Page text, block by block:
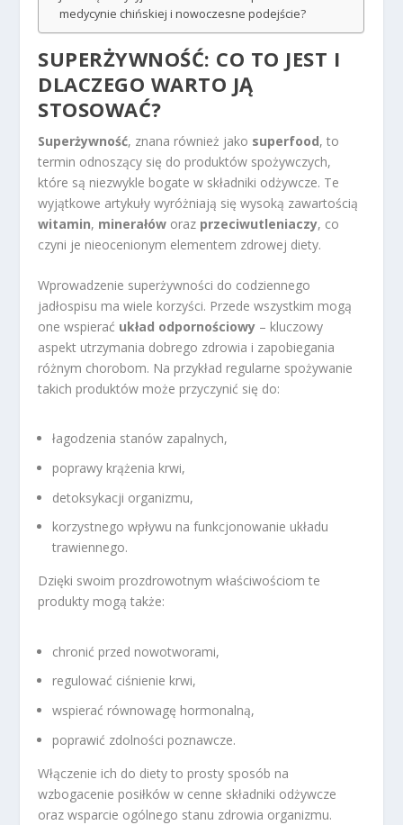
medycynie chińskiej i nowoczesne podejście?
SUPERŻYWNOŚĆ: CO TO JEST I
DLACZEGO WARTO JĄ
STOSOWAĆ?
Superżywność, znana również jako superfood, to
termin odnoszący się do produktów spożywczych,
które są niezwykle bogate w składniki odżywcze. Te
wyjątkowe artykuły wyróżniają się wysoką zawartością
witamin, minerałów oraz przeciwutleniaczy, co
czyni je nieocenionym elementem zdrowej diety.
Wprowadzenie superżywności do codziennego
jadłospisu ma wiele korzyści. Przede wszystkim mogą
one wspierać układ odpornościowy – kluczowy
aspekt utrzymania dobrego zdrowia i zapobiegania
różnym chorobom. Na przykład regularne spożywanie
takich produktów może przyczynić się do:
łagodzenia stanów zapalnych,
poprawy krążenia krwi,
detoksykacji organizmu,
korzystnego wpływu na funkcjonowanie układu
trawiennego.
Dzięki swoim prozdrowotnym właściwościom te
produkty mogą także:
chronić przed nowotworami,
regulować ciśnienie krwi,
wspierać równowagę hormonalną,
poprawić zdolności poznawcze.
Włączenie ich do diety to prosty sposób na
wzbogacenie posiłków w cenne składniki odżywcze
oraz wsparcie ogólnego stanu zdrowia organizmu.